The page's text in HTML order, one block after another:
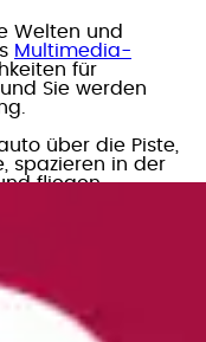
Welten und
Multimedia-
für
Sie werden
über die Piste,
spazieren in der
fliegen